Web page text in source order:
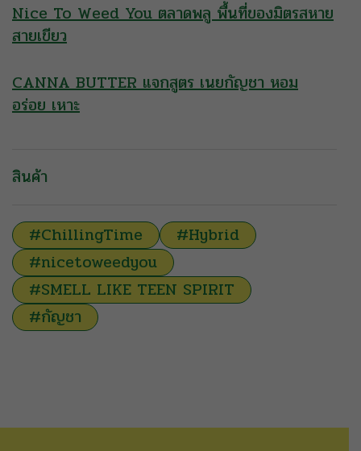
Nice To Weed You ตลาดพลู พื้นที่ของมิตรสหาย
สายเขียว
CANNA BUTTER แจกสูตร เนยกัญชา หอม
อร่อย เหาะ
สินค้า
#ChillingTime
#Hybrid
#nicetoweedyou
#SMELL LIKE TEEN SPIRIT
#กัญชา